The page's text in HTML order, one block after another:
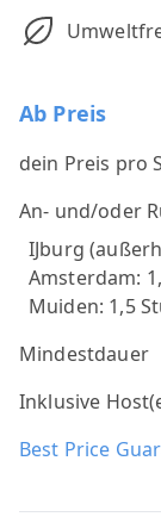
Ab Preis
dein Preis pro
An- und/oder
IJburg
Amsterdam:
Muiden: 1,5
Mindestdauer
Inklusive
Best Price